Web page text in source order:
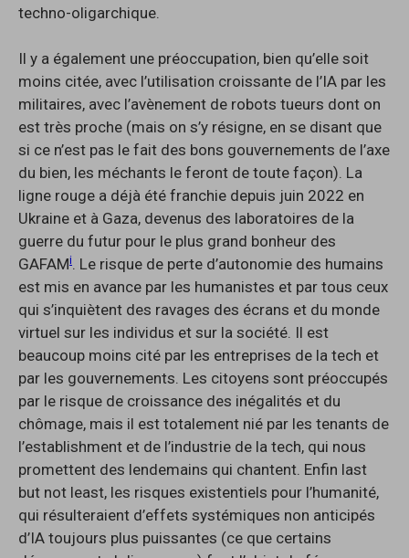
techno-oligarchique.
Il y a également une préoccupation, bien qu’elle soit
moins citée, avec l’utilisation croissante de l’IA par les
militaires, avec l’avènement de robots tueurs dont on
est très proche (mais on s’y résigne, en se disant que
si ce n’est pas le fait des bons gouvernements de l’axe
du bien, les méchants le feront de toute façon). La
ligne rouge a déjà été franchie depuis juin 2022 en
Ukraine et à Gaza, devenus des laboratoires de la
guerre du futur pour le plus grand bonheur des
GAFAMi. Le risque de perte d’autonomie des humains
est mis en avance par les humanistes et par tous ceux
qui s’inquiètent des ravages des écrans et du monde
virtuel sur les individus et sur la société. Il est
beaucoup moins cité par les entreprises de la tech et
par les gouvernements. Les citoyens sont préoccupés
par le risque de croissance des inégalités et du
chômage, mais il est totalement nié par les tenants de
l’establishment et de l’industrie de la tech, qui nous
promettent des lendemains qui chantent. Enfin last
but not least, les risques existentiels pour l’humanité,
qui résulteraient d’effets systémiques non anticipés
d’IA toujours plus puissantes (ce que certains